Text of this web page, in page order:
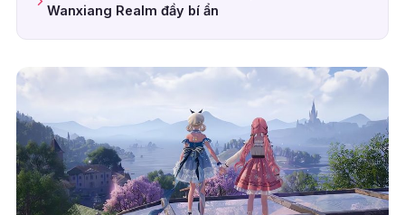
Wanxiang Realm đầy bí ẩn